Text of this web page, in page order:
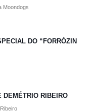
Moondogs
DO “FORRÓZIN
RIBEIRO